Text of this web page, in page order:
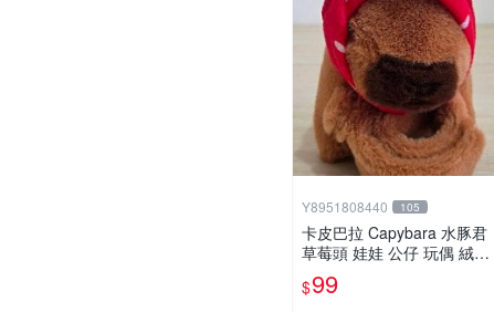
Y8951808440 105
卡皮巴拉 Capybara 水豚君
草莓頭 娃娃 公仔 玩偶 絨毛
玩具 扣環 扣手 啪啪圈 拍拍
手環
$99